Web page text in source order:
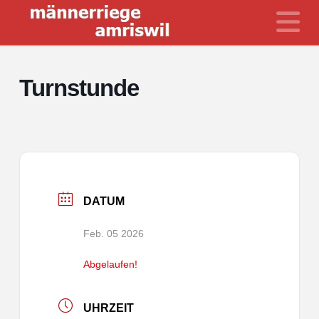
Turnstunde
DATUM
Feb. 05 2026
Abgelaufen!
UHRZEIT